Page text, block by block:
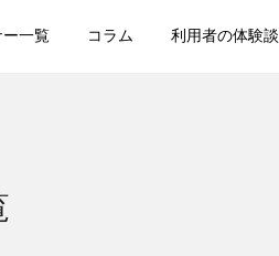
ー一覧 コラム 利用者の体験談